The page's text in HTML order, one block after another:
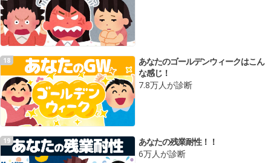
18
あなたのゴールデンウィークはこん
な感じ！
7.8万人が診断
19
あなたの残業耐性！！
6万人が診断